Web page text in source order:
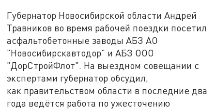
Губернатор Новосибирской области Андрей
Травников во время рабочей поездки посетил
асфальтобетонные заводы АБЗ АО
"Новосибирскавтодор" и АБЗ ООО
"ДорСтройФлот". На выездном совещании с
экспертами губернатор обсудил,
как правительством области в последние два
года ведётся работа по ужесточению